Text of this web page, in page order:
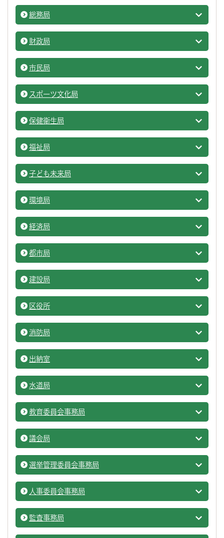
総務局
総務局
財政局
財政局
市民局
市民局
スポーツ文化局
スポー
保健衛生局
保健衛
福祉局
福祉局
子ども未来局
子ども
環境局
環境局
経済局
経済局
都市局
都市局
建設局
建設局
区役所
市の組
消防局
消防局
出納室
市の組
水道局
水道局
教育委員会事務局
教育委
議会局
議会局
選挙管理委員会事務局
市の組
人事委員会事務局
市の組
監査事務局
市の組